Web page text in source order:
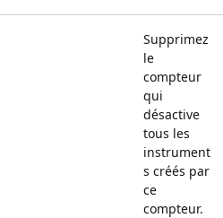
Supprimez
le
compteur
qui
désactive
tous les
instrument
s créés par
ce
compteur.